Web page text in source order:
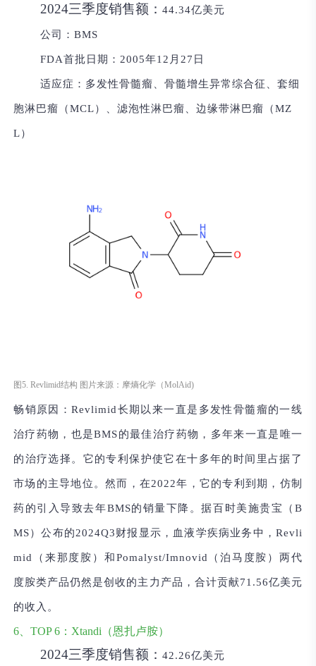
2024三季度销售额：44.34亿美元
公司：BMS
FDA首批日期： 2005年12月27日
适应症： 多发性骨髓瘤、骨髓增生异常综合征、套细
胞淋巴瘤（MCL）、滤泡性淋巴瘤、边缘带淋巴瘤（MZ
L）
图5. Revlimid结构 图片来源：摩熵化学（MolAid)
畅销原因：Revlimid长期以来一直是多发性骨髓瘤的一线
治疗药物，也是BMS的最佳治疗药物，多年来一直是唯一
的治疗选择。它的专利保护使它在十多年的时间里占据了
市场的主导地位。然而，在2022年，它的专利到期，仿制
药的引入导致去年BMS的销量下降。据百时美施贵宝（B
MS）公布的2024Q3财报显示，血液学疾病业务中，Revli
mid（来那度胺）和Pomalyst/Imnovid（泊马度胺）两代
度胺类产品仍然是创收的主力产品，合计贡献71.56亿美元
的收入。
6、TOP 6：Xtandi（恩扎卢胺）
2024三季度销售额：42.26亿美元